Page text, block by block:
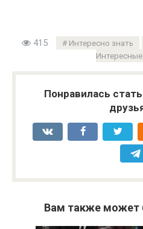
415 Интересно знать
Понравилась
Вам также может